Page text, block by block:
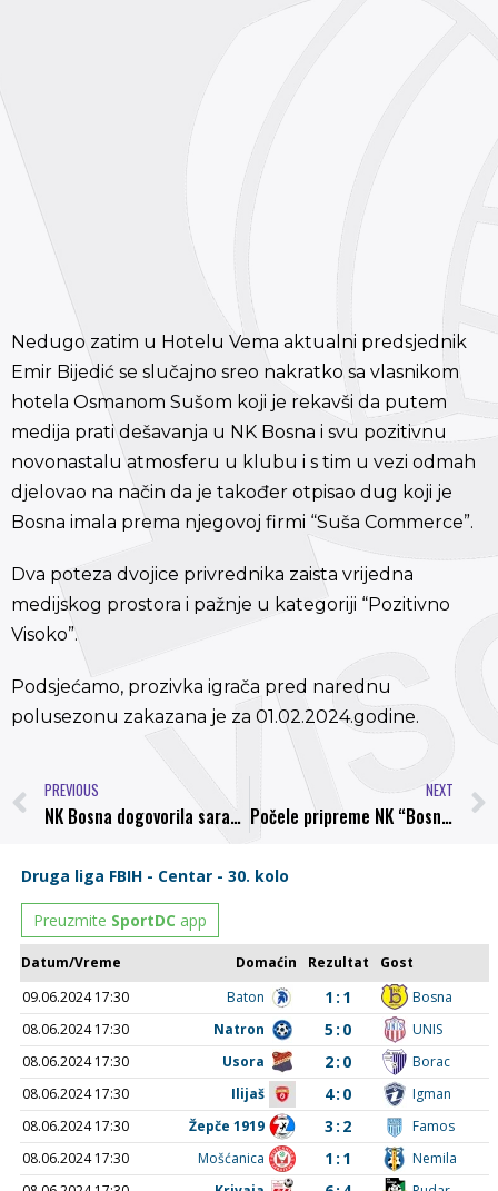
Nedugo zatim u Hotelu Vema aktualni predsjednik
Emir Bijedić se slučajno sreo nakratko sa vlasnikom
hotela Osmanom Sušom koji je rekavši da putem
medija prati dešavanja u NK Bosna i svu pozitivnu
novonastalu atmosferu u klubu i s tim u vezi odmah
djelovao na način da je također otpisao dug koji je
Bosna imala prema njegovoj firmi “Suša Commerce”.
Dva poteza dvojice privrednika zaista vrijedna
medijskog prostora i pažnje u kategoriji “Pozitivno
Visoko”.
Podsjećamo, prozivka igrača pred narednu
polusezonu zakazana je za 01.02.2024.godine.
PREVIOUS
NK Bosna dogovorila saradnju sa Mensurom Džavitijem i Elvirom Memićem
NEXT
Počele pripreme NK “Bosna” za drugi dio sezone 2023/24.